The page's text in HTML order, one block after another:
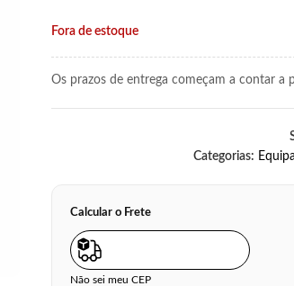
Fora de estoque
Os prazos de entrega começam a contar a
Categorias:
Calcular o Frete
Não sei meu CEP